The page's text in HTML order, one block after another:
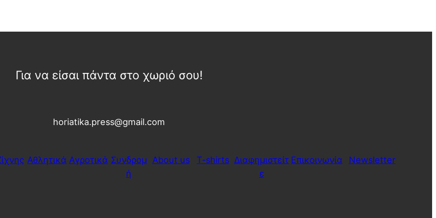
Για να είσαι πάντα στο χωριό σου!
horiatika.press@gmail.com
Αθλητικά Αγροτικά Συνδρομ
ή
About us T-shirts Διαφημιστείτ
ε
Επικοινωνία Newsletter